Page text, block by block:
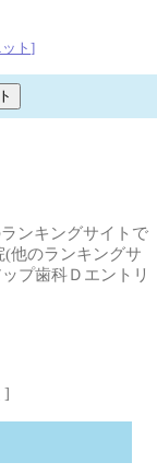
ト ]
ンキングサイトで
他のランキングサ
プ歯科Ｄエントリ
]